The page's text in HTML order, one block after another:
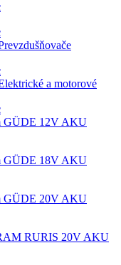
a motorové
GÜDE 12V AKU
GÜDE 18V AKU
GÜDE 20V AKU
RURIS 20V AKU